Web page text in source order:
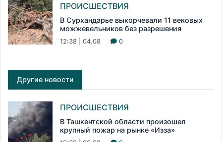
ПРОИСШЕСТВИЯ
В Сурхандарье выкорчевали 11 вековых
можжевельников без разрешения
12:38 | 04.08 0
Другие новости
ПРОИСШЕСТВИЯ
В Ташкентской области произошел
крупный пожар на рынке «Изза»